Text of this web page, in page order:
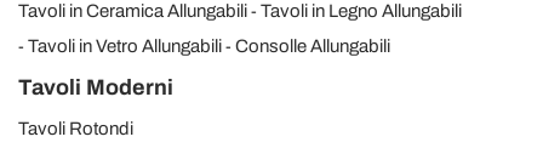
Tavoli in Ceramica Allungabili
Tavoli in Legno Allungabili
Tavoli in Vetro Allungabili
Consolle Allungabili
Tavoli Moderni
Tavoli Rotondi